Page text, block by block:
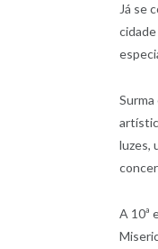
Já se
luzes,
A 10ª